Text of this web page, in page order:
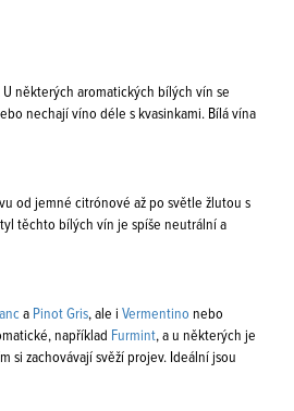
některých aromatických bílých vín se
nechají víno déle s kvasinkami. Bílá vína
od jemné citrónové až po světle žlutou s
těchto bílých vín je spíše neutrální a
a Pinot Gris, ale i Vermentino nebo
například Furmint, a u některých je
si zachovávají svěží projev. Ideální jsou